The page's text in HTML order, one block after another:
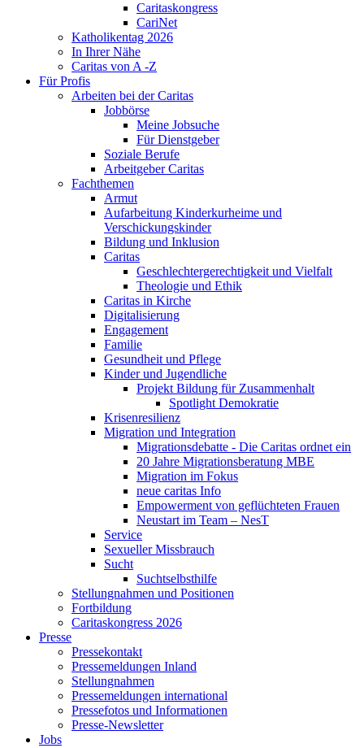
Caritaskongress
CariNet
Katholikentag 2026
In Ihrer Nähe
Caritas von A -Z
Für Profis
Arbeiten bei der Caritas
Jobbörse
Meine Jobsuche
Für Dienstgeber
Soziale Berufe
Arbeitgeber Caritas
Fachthemen
Armut
Aufarbeitung Kinderkurheime und
Verschickungskinder
Bildung und Inklusion
Caritas
Geschlechtergerechtigkeit und Vielfalt
Theologie und Ethik
Caritas in Kirche
Digitalisierung
Engagement
Familie
Gesundheit und Pflege
Kinder und Jugendliche
Projekt Bildung für Zusammenhalt
Spotlight Demokratie
Krisenresilienz
Migration und Integration
Migrationsdebatte - Die Caritas ordnet ein
20 Jahre Migrationsberatung MBE
Migration im Fokus
neue caritas Info
Empowerment von geflüchteten Frauen
Neustart im Team – NesT
Service
Sexueller Missbrauch
Sucht
Suchtselbsthilfe
Stellungnahmen und Positionen
Fortbildung
Caritaskongress 2026
Presse
Pressekontakt
Pressemeldungen Inland
Stellungnahmen
Pressemeldungen international
Pressefotos und Informationen
Presse-Newsletter
Jobs